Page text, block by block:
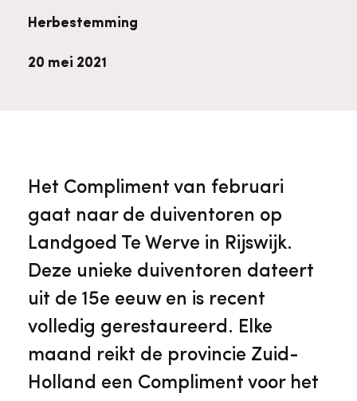
Collectiebeheer
Geschiedenis van Zuid-Holland
Ervenconsulent
Over de Monumentenwacht
Voorpagina Monumentenwacht
Bekijk meer over ons
Herbestemming
20 mei 2021
Het Compliment van februari
gaat naar de duiventoren op
Landgoed Te Werve in Rijswijk.
Deze unieke duiventoren dateert
uit de 15e eeuw en is recent
volledig gerestaureerd. Elke
maand reikt de provincie Zuid-
Holland een Compliment voor het